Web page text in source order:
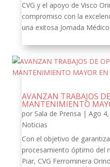
CVG y el apoyo de Visco
compromiso con la
una exitosa Jornada
AVANZAN TRABAJOS
MANTENIMIENTO
por Sala de Prensa | Ago
Noticias
Con el objetivo de
procesamiento óptimo del
Piar, CVG Ferrominera